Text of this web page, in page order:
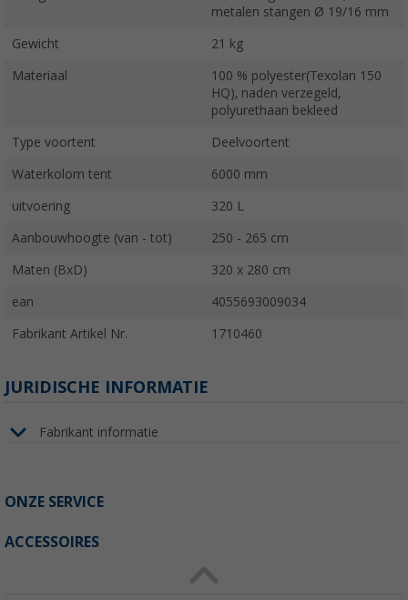
metalen stangen Ø 19/16 mm
Gewicht 21 kg
Materiaal
100 % polyester(Texolan 150
HQ), naden verzegeld,
polyurethaan bekleed
Type voortent Deelvoortent
Waterkolom tent 6000 mm
uitvoering 320 L
Aanbouwhoogte (van - tot) 250 - 265 cm
Maten (BxD) 320 x 280 cm
ean 4055693009034
Fabrikant Artikel Nr. 1710460
JURIDISCHE INFORMATIE
Fabrikant informatie
ONZE SERVICE
ACCESSOIRES